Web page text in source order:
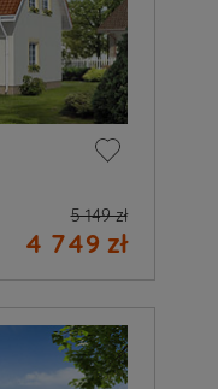
5 149 zł
4 749 zł